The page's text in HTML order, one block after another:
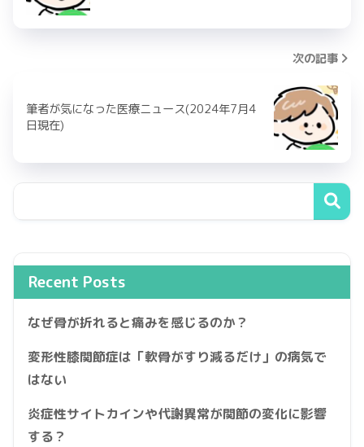
次の記事
筆者が気になった医療ニュース(2024年7月4
日現在)
Recent Posts
なぜ骨が折れると痛みを感じるのか？
変形性膝関節症は「軟骨がすり減るだけ」の病気で
はない
炎症性サイトカインや代謝異常が関節の変化に影響
する？